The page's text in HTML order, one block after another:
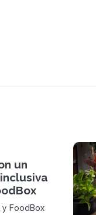
un
y FoodBox